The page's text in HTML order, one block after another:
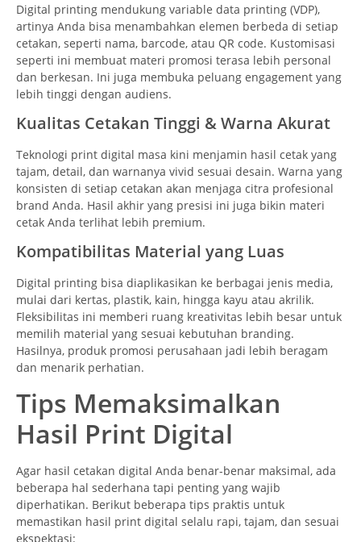
Digital printing mendukung variable data printing (VDP),
artinya Anda bisa menambahkan elemen berbeda di setiap
cetakan, seperti nama, barcode, atau QR code. Kustomisasi
seperti ini membuat materi promosi terasa lebih personal
dan berkesan. Ini juga membuka peluang engagement yang
lebih tinggi dengan audiens.
Kualitas Cetakan Tinggi & Warna Akurat
Teknologi print digital masa kini menjamin hasil cetak yang
tajam, detail, dan warnanya vivid sesuai desain. Warna yang
konsisten di setiap cetakan akan menjaga citra profesional
brand Anda. Hasil akhir yang presisi ini juga bikin materi
cetak Anda terlihat lebih premium.
Kompatibilitas Material yang Luas
Digital printing bisa diaplikasikan ke berbagai jenis media,
mulai dari kertas, plastik, kain, hingga kayu atau akrilik.
Fleksibilitas ini memberi ruang kreativitas lebih besar untuk
memilih material yang sesuai kebutuhan branding.
Hasilnya, produk promosi perusahaan jadi lebih beragam
dan menarik perhatian.
Tips Memaksimalkan
Hasil Print Digital
Agar hasil cetakan digital Anda benar-benar maksimal, ada
beberapa hal sederhana tapi penting yang wajib
diperhatikan. Berikut beberapa tips praktis untuk
memastikan hasil print digital selalu rapi, tajam, dan sesuai
ekspektasi: